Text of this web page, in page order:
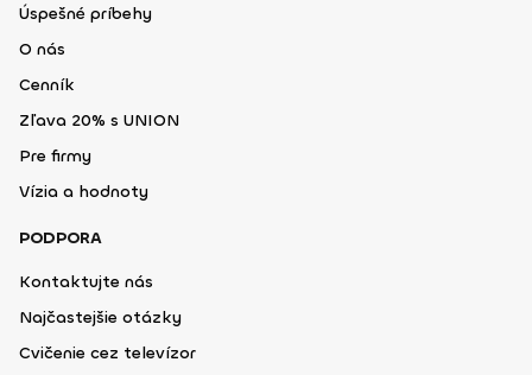
Úspešné príbehy
O nás
Cenník
Zľava 20% s UNION
Pre firmy
Vízia a hodnoty
PODPORA
Kontaktujte nás
Najčastejšie otázky
Cvičenie cez televízor